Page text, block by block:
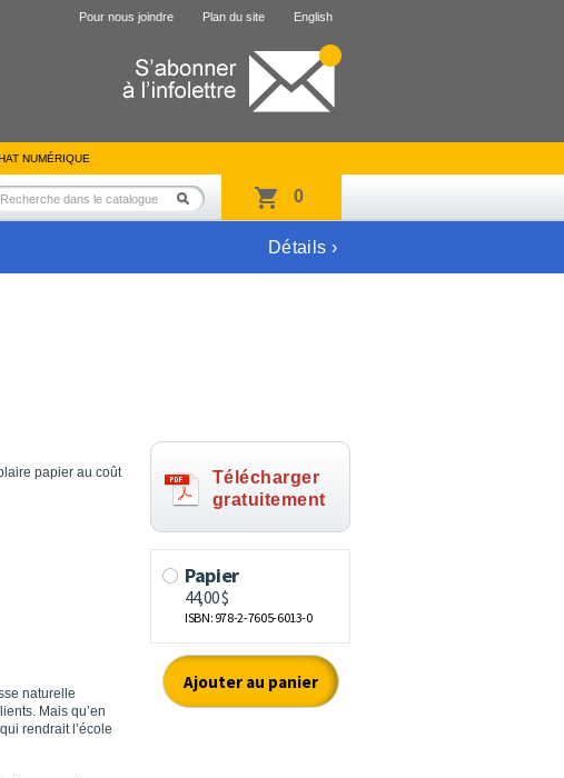
Pour nous joindre Plan du site English
NUMÉRIQUE
0
Détails ›
papier au coût
naturelle
Mais qu’en
rendrait l’école
Télécharger
gratuitement